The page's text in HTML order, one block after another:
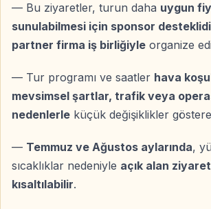
Kemer bölgesindeki otellere bırakılış
Neden 2 Günlük Pamukkale Turu?
— Günübirlik turlara göre daha az
— Pamukkale’yi kalabalık saatler
— Termal otelde konaklama deneyimi
— Kültür ve doğayı aynı programda
Kimler İçin Uygun?
— Kemer tatilini kültürel bir rota ile
— Bu ziyaretler, turun daha uygun
sunulabilmesi için sponsor
partner firma iş birliğiyle organize
— Tur programı ve saatler hava
mevsimsel şartlar, trafik veya
nedenlerle küçük değişiklikler
— Temmuz ve Ağustos aylarında,
sıcaklıklar nedeniyle açık alan
kısaltılabilir.